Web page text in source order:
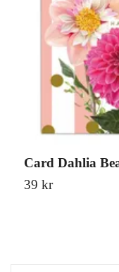
Card Dahlia
39 kr